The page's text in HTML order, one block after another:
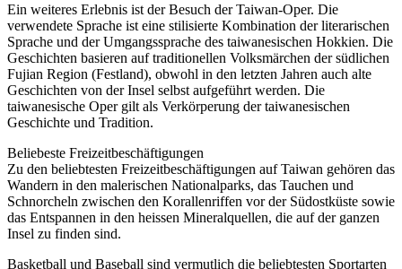
Ein weiteres Erlebnis ist der Besuch der Taiwan-Oper. Die
verwendete Sprache ist eine stilisierte Kombination der literarischen
Sprache und der Umgangssprache des taiwanesischen Hokkien. Die
Geschichten basieren auf traditionellen Volksmärchen der südlichen
Fujian Region (Festland), obwohl in den letzten Jahren auch alte
Geschichten von der Insel selbst aufgeführt werden. Die
taiwanesische Oper gilt als Verkörperung der taiwanesischen
Geschichte und Tradition.
Beliebeste Freizeitbeschäftigungen
Zu den beliebtesten Freizeitbeschäftigungen auf Taiwan gehören das
Wandern in den malerischen Nationalparks, das Tauchen und
Schnorcheln zwischen den Korallenriffen vor der Südostküste sowie
das Entspannen in den heissen Mineralquellen, die auf der ganzen
Insel zu finden sind.
Basketball und Baseball sind vermutlich die beliebtesten Sportarten